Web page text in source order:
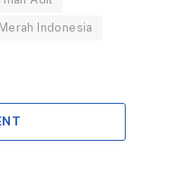
Indonesia